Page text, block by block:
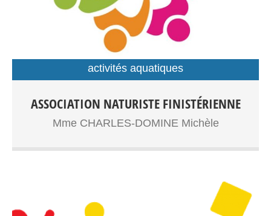
activités aquatiques
ASSOCIATION NATURISTE FINISTÉRIENNE
Mme CHARLES-DOMINE Michèle